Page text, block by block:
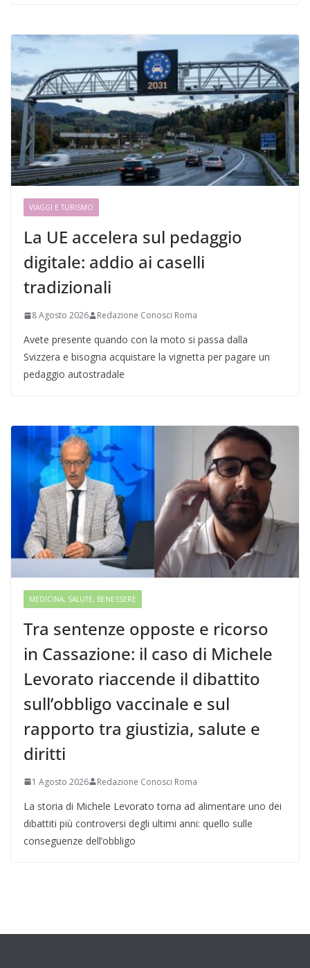
VIAGGI E TURISMO
La UE accelera sul pedaggio
digitale: addio ai caselli
tradizionali
8 Agosto 2026 Redazione Conosci Roma
Avete presente quando con la moto si passa dalla
Svizzera e bisogna acquistare la vignetta per pagare un
pedaggio autostradale
MEDICINA, SALUTE, BENESSERE
Tra sentenze opposte e ricorso
in Cassazione: il caso di Michele
Levorato riaccende il dibattito
sull’obbligo vaccinale e sul
rapporto tra giustizia, salute e
diritti
1 Agosto 2026 Redazione Conosci Roma
La storia di Michele Levorato torna ad alimentare uno dei
dibattiti più controversi degli ultimi anni: quello sulle
conseguenze dell’obbligo